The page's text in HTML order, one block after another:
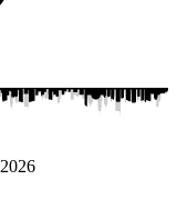
2026